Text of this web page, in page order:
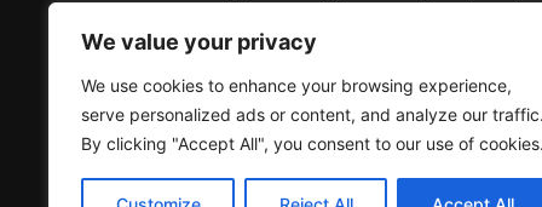
We value your privacy
We use cookies to enhance your browsing experience,
serve personalized ads or content, and analyze our
By clicking "Accept All", you consent to our use of
Медицинска експертиза (ТЕЛК/НЕЛК)